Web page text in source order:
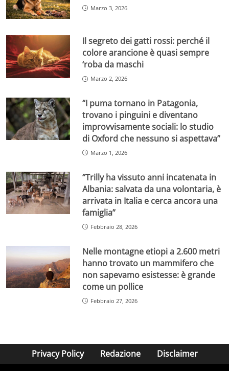
Marzo 3, 2026
Il segreto dei gatti rossi: perché il
colore arancione è quasi sempre
‘roba da maschi
Marzo 2, 2026
“I puma tornano in Patagonia,
trovano i pinguini e diventano
improvvisamente sociali: lo studio
di Oxford che nessuno si aspettava”
Marzo 1, 2026
“Trilly ha vissuto anni incatenata in
Albania: salvata da una volontaria, è
arrivata in Italia e cerca ancora una
famiglia”
Febbraio 28, 2026
Nelle montagne etiopi a 2.600 metri
hanno trovato un mammifero che
non sapevamo esistesse: è grande
come un pollice
Febbraio 27, 2026
Privacy Policy Redazione Disclaimer